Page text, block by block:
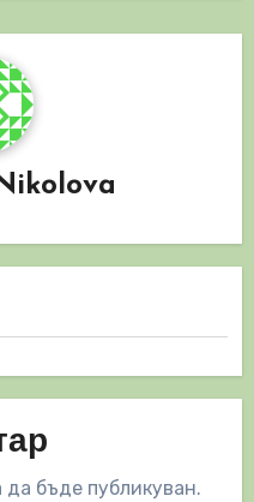
бъде публикуван.